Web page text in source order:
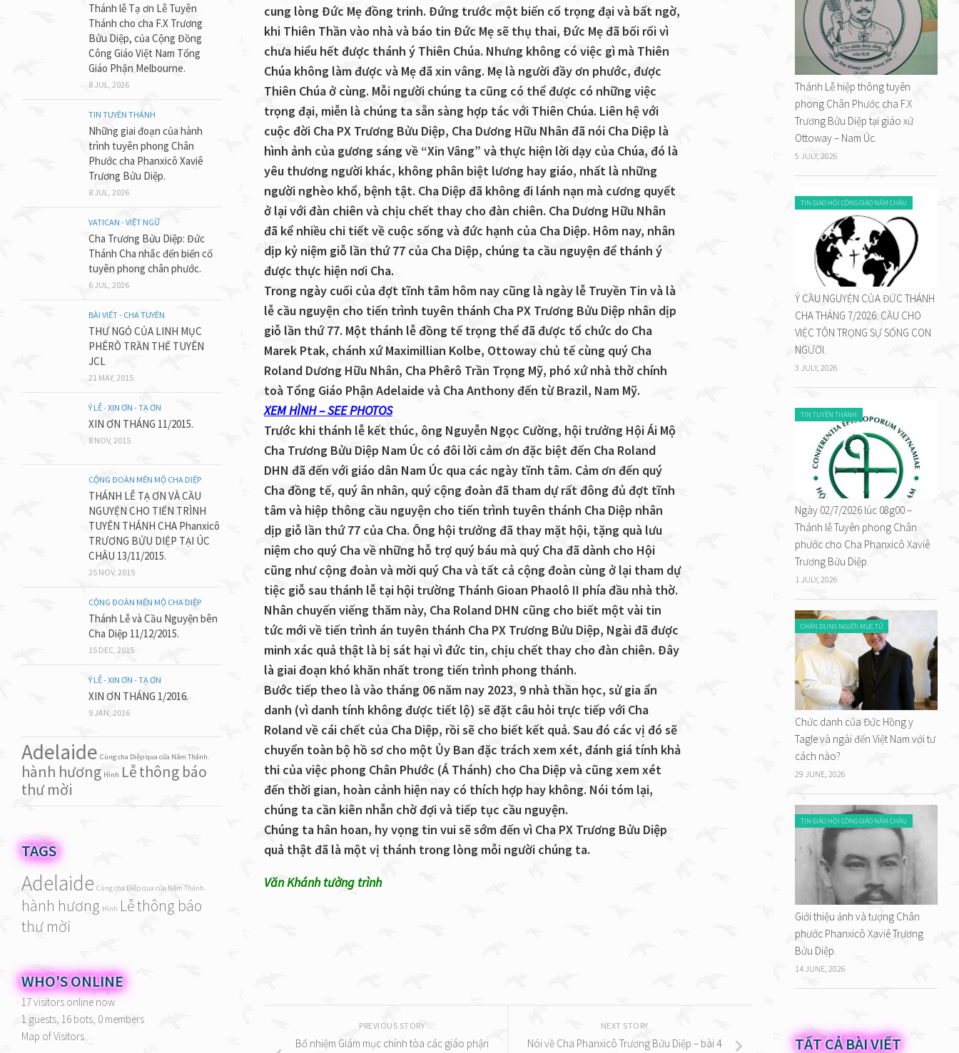
cung lòng Đức Mẹ đồng trinh. Đứng trước một biến cố trọng đại và bất ngờ,
khi Thiên Thần vào nhà và báo tin Đức Mẹ sẽ thụ thai, Đức Mẹ đã bối rối vì
chưa hiểu hết được thánh ý Thiên Chúa. Nhưng không có việc gì mà Thiên
Chúa không làm được và Mẹ đã xin vâng. Mẹ là người đầy ơn phước, được
Thiên Chúa ở cùng. Mỗi người chúng ta cũng có thể được có những việc
trọng đại, miễn là chúng ta sẵn sàng hợp tác với Thiên Chúa. Liên hệ với
cuộc đời Cha PX Trương Bửu Diệp, Cha Dương Hữu Nhân đã nói Cha Diệp là
hình ảnh của gương sáng về “Xin Vâng” và thực hiện lời dạy của Chúa, đó là
yêu thương người khác, không phân biệt lương hay giáo, nhất là những
người nghèo khổ, bệnh tật. Cha Diệp đã không đi lánh nạn mà cương quyết
ở lại với đàn chiên và chịu chết thay cho đàn chiên. Cha Dương Hữu Nhân
đã kể nhiều chi tiết về cuộc sống và đức hạnh của Cha Diệp. Hôm nay, nhân
dịp kỷ niệm giỗ lần thứ 77 của Cha Diệp, chúng ta cầu nguyện để thánh ý
được thực hiện nơi Cha.
Trong ngày cuối của đợt tĩnh tâm hôm nay cũng là ngày lễ Truyền Tin và là
lễ cầu nguyện cho tiến trình tuyên thánh Cha PX Trương Bửu Diệp nhân dịp
giỗ lần thứ 77. Một thánh lễ đồng tế trọng thể đã được tổ chức do Cha
Marek Ptak, chánh xứ Maximillian Kolbe, Ottoway chủ tế cùng quý Cha
Roland Dương Hữu Nhân, Cha Phêrô Trần Trọng Mỹ, phó xứ nhà thờ chính
toà Tổng Giáo Phận Adelaide và Cha Anthony đến từ Brazil, Nam Mỹ.
XEM HÌNH – SEE PHOTOS
Trước khi thánh lễ kết thúc, ông Nguyễn Ngọc Cường, hội trưởng Hội Ái Mộ
Cha Trương Bửu Diệp Nam Úc có đôi lời cảm ơn đặc biệt đến Cha Roland
DHN đã đến với giáo dân Nam Úc qua các ngày tĩnh tâm. Cảm ơn đến quý
Cha đồng tế, quý ân nhân, quý cộng đoàn đã tham dự rất đông đủ đợt tĩnh
tâm và hiệp thông cầu nguyện cho tiến trình tuyên thánh Cha Diệp nhân
dịp giỗ lần thứ 77 của Cha. Ông hội trưởng đã thay mặt hội, tặng quà lưu
niệm cho quý Cha về những hỗ trợ quý báu mà quý Cha đã dành cho Hội
cũng như cộng đoàn và mời quý Cha và tất cả cộng đoàn cùng ở lại tham dự
tiệc giỗ sau thánh lễ tại hội trường Thánh Gioan Phaolô II phía đầu nhà thờ.
Nhân chuyến viếng thăm này, Cha Roland DHN cũng cho biết một vài tin
tức mới về tiến trình án tuyên thánh Cha PX Trương Bửu Diệp, Ngài đã được
minh xác quả thật là bị sát hại vì đức tin, chịu chết thay cho đàn chiên. Đây
là giai đoạn khó khăn nhất trong tiến trình phong thánh.
Bước tiếp theo là vào tháng 06 năm nay 2023, 9 nhà thần học, sử gia ẩn
danh (vì danh tính không được tiết lộ) sẽ đặt câu hỏi trực tiếp với Cha
Roland về cái chết của Cha Diệp, rồi sẽ cho biết kết quả. Sau đó các vị đó sẽ
chuyển toàn bộ hồ sơ cho một Ủy Ban đặc trách xem xét, đánh giá tính khả
thi của việc phong Chân Phước (Á Thánh) cho Cha Diệp và cũng xem xét
đến thời gian, hoàn cảnh hiện nay có thích hợp hay không. Nói tóm lại,
chúng ta cần kiên nhẫn chờ đợi và tiếp tục cầu nguyện.
Chúng ta hân hoan, hy vọng tin vui sẽ sớm đến vì Cha PX Trương Bửu Diệp
quả thật đã là một vị thánh trong lòng mỗi người chúng ta.
Văn Khánh tường trình
NEXT STORY
Nói về Cha Phanxicô Trương Bửu Diệp – bài 4
PREVIOUS STORY
Bổ nhiệm Giám mục chính tòa các giáo phận
Thánh lễ Tạ ơn Lễ Tuyên
Thánh cho cha F.X Trương
Bửu Diệp, của Cộng Đồng
Công Giáo Việt Nam Tổng
Giáo Phận Melbourne.
8 JUL, 2026
TIN TUYÊN THÁNH
Những giai đoạn của hành
trình tuyên phong Chân
Phước cha Phanxicô Xaviê
Trương Bửu Diệp.
8 JUL, 2026
VATICAN - VIỆT NGỮ
Cha Trương Bửu Diệp: Đức
Thánh Cha nhắc đến biến cố
tuyên phong chân phước.
6 JUL, 2026
BÀI VIẾT - CHA TUYÊN
THƯ NGỎ CỦA LINH MỤC
PHÊRÔ TRẦN THẾ TUYÊN
JCL
21 MAY, 2015
Ý LỄ - XIN ƠN - TẠ ƠN
XIN ƠN THÁNG 11/2015.
8 NOV, 2015
CỘNG ĐOÀN MẾN MỘ CHA DIỆP
THÁNH LỄ TẠ ƠN VÀ CẦU
NGUYỆN CHO TIẾN TRÌNH
TUYÊN THÁNH CHA Phanxicô
TRƯƠNG BỬU DIỆP TẠI ÚC
CHÂU 13/11/2015.
25 NOV, 2015
CỘNG ĐOÀN MẾN MỘ CHA DIỆP
Thánh Lễ và Cầu Nguyện bên
Cha Diệp 11/12/2015.
15 DEC, 2015
Ý LỄ - XIN ƠN - TẠ ƠN
XIN ƠN THÁNG 1/2016.
9 JAN, 2016
Adelaide Cùng cha Diệp qua cửa Năm Thánh.
hành hương Hình Lễthông báo
thư mời
TAGS
Adelaide Cùng cha Diệp qua cửa Năm Thánh.
hành hương Hình Lễthông báo
thư mời
WHO'S ONLINE
17 visitors online now
1 guests, 16 bots, 0 members
Map of Visitors
Thánh Lễ hiệp thông tuyên
phong Chân Phước cha F.X
Trương Bửu Diệp tại giáo xứ
Ottoway – Nam Úc.
5 JULY, 2026
TIN GIÁO HỘI CÔNG GIÁO NĂM CHÂU
Ý CẦU NGUYỆN CỦA ĐỨC THÁNH
CHA THÁNG 7/2026: CẦU CHO
VIỆC TÔN TRỌNG SỰ SỐNG CON
NGƯỜI.
3 JULY, 2026
TIN TUYÊN THÁNH
Ngày 02/7/2026 lúc 08g00 –
Thánh lễ Tuyên phong Chân
phước cho Cha Phanxicô Xaviê
Trương Bửu Diệp.
1 JULY, 2026
CHÂN DUNG NGƯỜI MỤC TỬ
Chức danh của Đức Hồng y
Tagle và ngài đến Việt Nam với tư
cách nào?
29 JUNE, 2026
TIN GIÁO HỘI CÔNG GIÁO NĂM CHÂU
Giới thiệu ảnh và tượng Chân
phước Phanxicô Xaviê Trương
Bửu Diệp.
14 JUNE, 2026
TẤT CẢ BÀI VIẾT